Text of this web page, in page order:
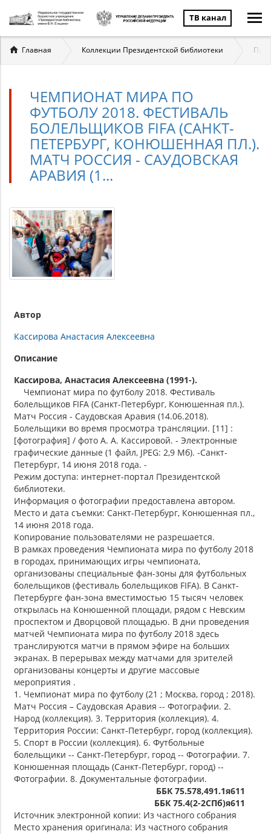
ТВ канал
Вы
здесь
Главная Коллекции Президентской библиотеки
ЧЕМПИОНАТ МИРА ПО
ФУТБОЛУ 2018. ФЕСТИВАЛЬ
БОЛЕЛЬЩИКОВ FIFA (САНКТ-
ПЕТЕРБУРГ, КОНЮШЕННАЯ ПЛ.).
МАТЧ РОССИЯ - САУДОВСКАЯ
АРАВИЯ (1...
Автор
Кассирова Анастасия Алексеевна
Описание
Кассирова, Анастасия Алексеевна (1991-).
Чемпионат мира по футболу 2018. Фестиваль
болельщиков FIFA (Санкт-Петербург, Конюшенная пл.).
Матч Россия - Саудовская Аравия (14.06.2018).
Болельщики во время просмотра трансляции. [11] :
[фотография] / фото А. А. Кассировой. - Электронные
графические данные (1 файл, JPEG: 2,9 Мб). -Санкт-
Петербург, 14 июня 2018 года. -
Режим доступа: интернет-портал Президентской
библиотеки.
Информация о фотографии предоставлена автором.
Место и дата съемки: Санкт-Петербург, Конюшенная пл.,
14 июня 2018 года.
Копирование пользователями не разрешается.
В рамках проведения Чемпионата мира по футболу 2018
в городах, принимающих игры чемпионата,
организованы специальные фан-зоны для футбольных
болельщиков (фестиваль болельщиков FIFA). В Санкт-
Петербурге фан-зона вместимостью 15 тысяч человек
открылась на Конюшенной площади, рядом с Невским
проспектом и Дворцовой площадью. В дни проведения
матчей Чемпионата мира по футболу 2018 здесь
транслируются матчи в прямом эфире на больших
экранах. В перерывах между матчами для зрителей
организованы концерты и другие массовые
мероприятия .
1. Чемпионат мира по футболу (21 ; Москва, город ; 2018).
Матч Россия – Саудовская Аравия -- Фотографии. 2.
Народ (коллекция). 3. Территория (коллекция). 4.
Территория России: Санкт-Петербург, город (коллекция).
5. Спорт в России (коллекция). 6. Футбольные
болельщики -- Санкт-Петербург, город -- Фотографии. 7.
Конюшенная площадь (Санкт-Петербург, город) --
Фотографии. 8. Документальные фотографии.
ББК 75.578,491.1я611
ББК 75.4(2-2СПб)я611
Источник электронной копии: Из частного собрания
Место хранения оригинала: Из частного собрания